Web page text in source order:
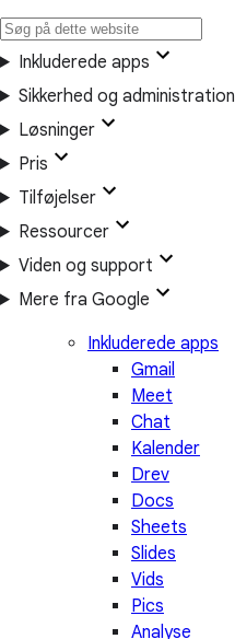
Inkluderede apps
Sikkerhed og administration
Løsninger
Pris
Tilføjelser
Ressourcer
Viden og support
Mere fra Google
Inkluderede apps
Gmail
Meet
Chat
Kalender
Drev
Docs
Sheets
Slides
Vids
Pics
Analyse